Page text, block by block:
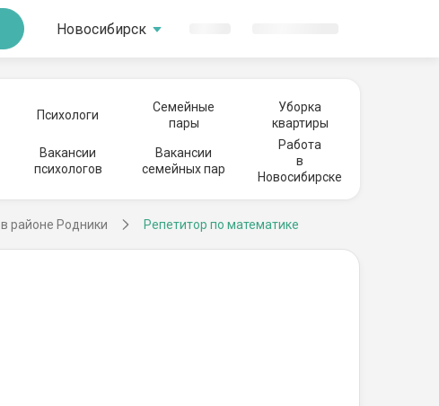
Новосибирск
Психологи
Семейные
пары
Уборка
квартиры
Вакансии
психологов
Вакансии
семейных пар
Работа
в
Новосибирске
районе Родники Репетитор по математике